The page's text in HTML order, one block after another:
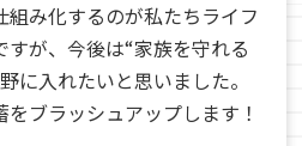
組み化するのが私たちライフ
が、今後は“家族を守れる
に入れたいと思いました。
ブラッシュアップします！